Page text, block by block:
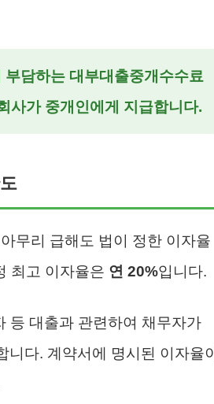
부담하는 대부대출중개수수료
사가 중개인에게 지급합니다.
무리 급해도 법이 정한 이자율
최고 이자율은 연 20%입니다.
등 대출과 관련하여 채무자가
다. 계약서에 명시된 이자율이